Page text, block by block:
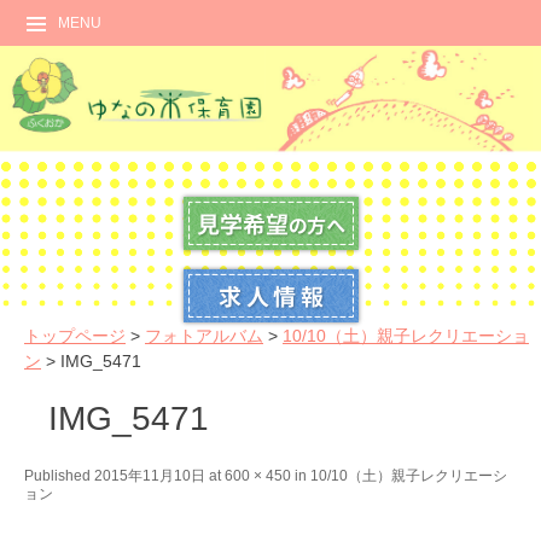
MENU
トップページ > フォトアルバム > 10/10（土）親子レクリエーショ
ン > IMG_5471
IMG_5471
Published 2015年11月10日 at 600 × 450 in 10/10（土）親子レクリエーシ
ョン
←
P
N
e